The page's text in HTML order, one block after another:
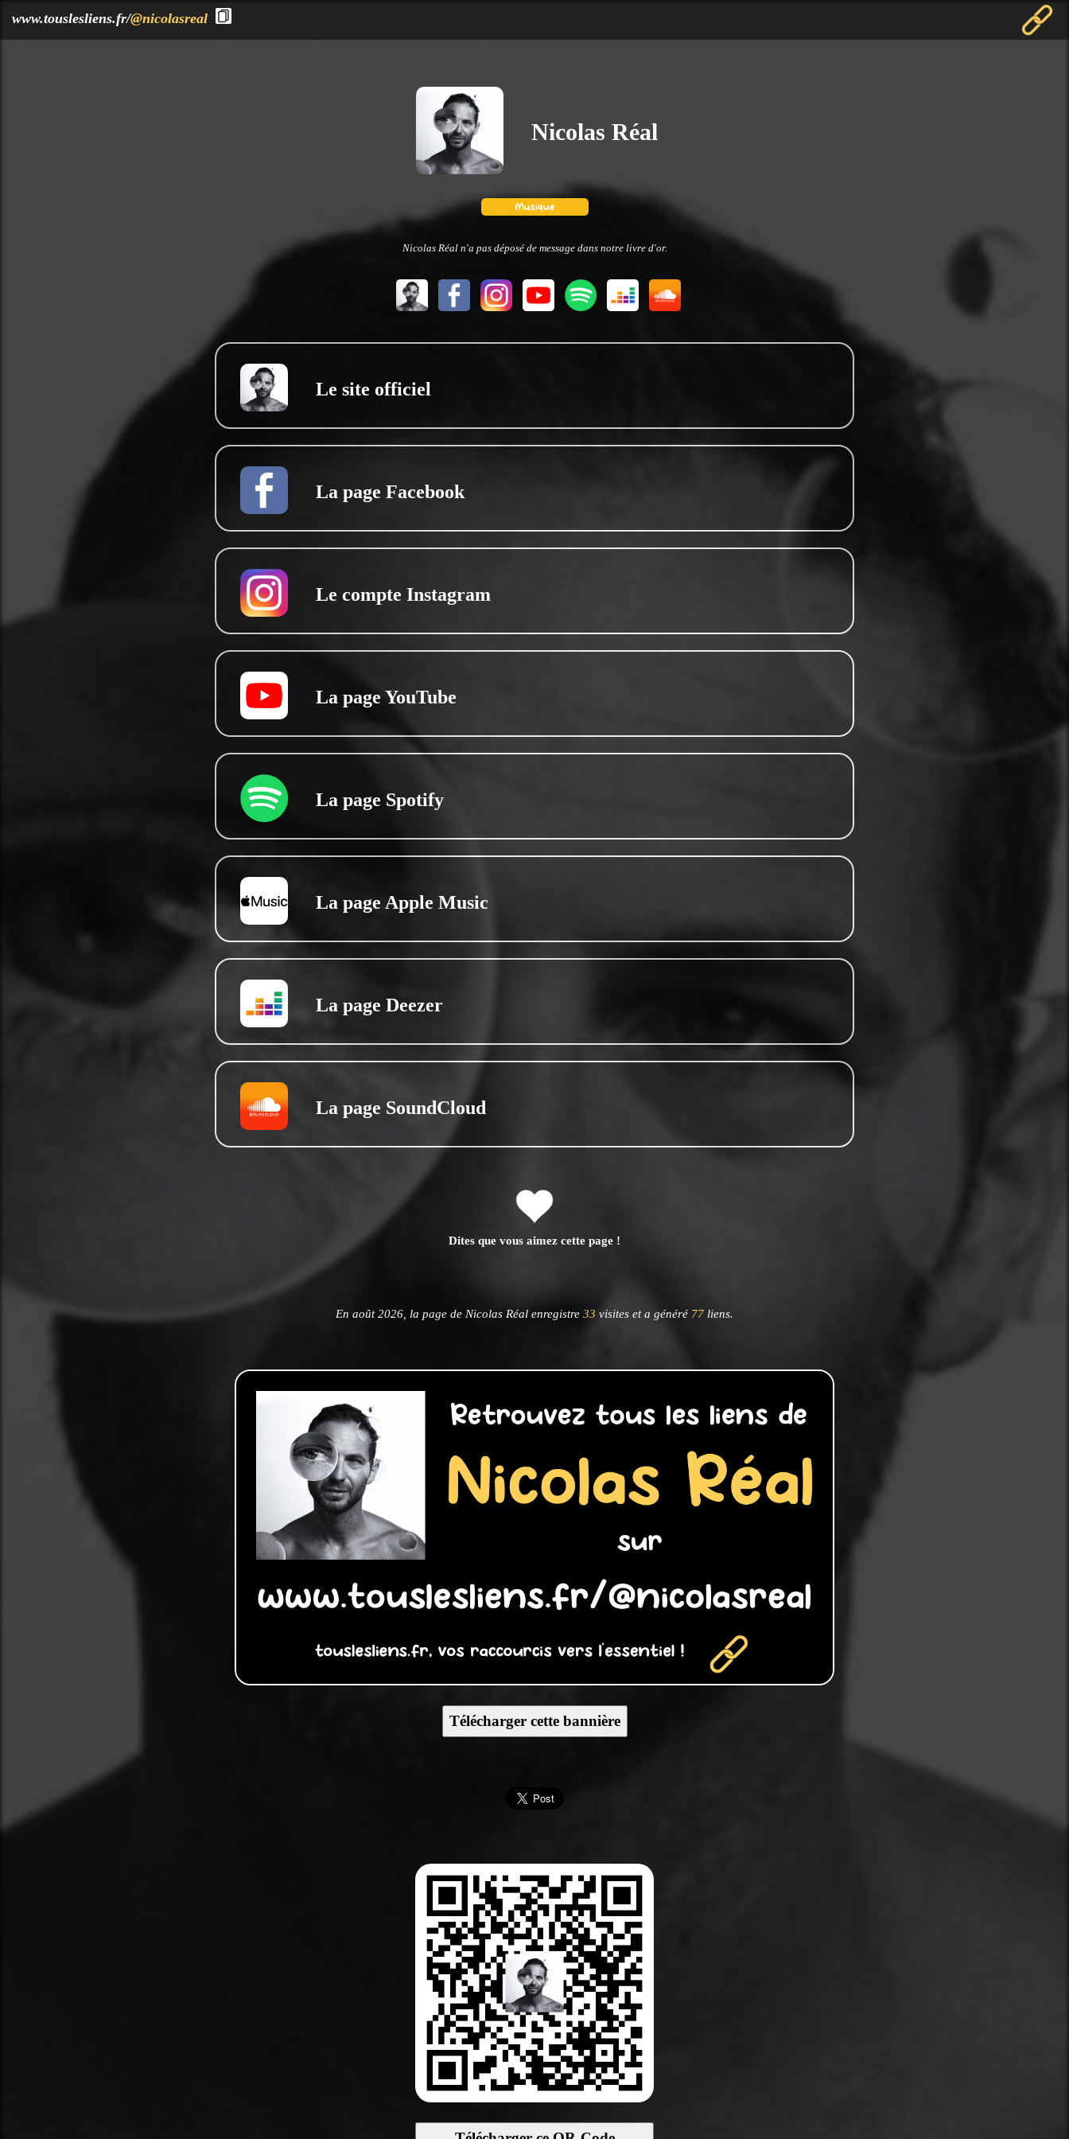
www.touslesliens.fr/@nicolasreal
Nicolas Réal
Nicolas Réal n'a pas déposé de message dans notre livre d'or.
Le site officiel
La page Facebook
Le compte Instagram
La page YouTube
La page Spotify
La page Apple Music
La page Deezer
La page SoundCloud
Dites que vous aimez cette page !
En août 2026, la page de Nicolas Réal enregistre 33 visites et a généré 77 liens.
Télécharger cette bannière